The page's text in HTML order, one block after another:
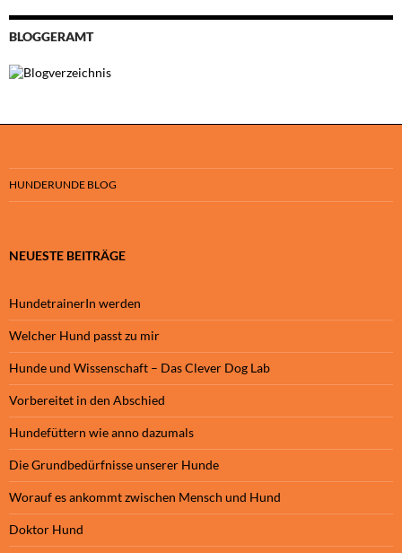
BLOGGERAMT
HUNDERUNDE BLOG
NEUESTE BEITRÄGE
HundetrainerIn werden
Welcher Hund passt zu mir
Hunde und Wissenschaft – Das Clever Dog Lab
Vorbereitet in den Abschied
Hundefüttern wie anno dazumals
Die Grundbedürfnisse unserer Hunde
Worauf es ankommt zwischen Mensch und Hund
Doktor Hund